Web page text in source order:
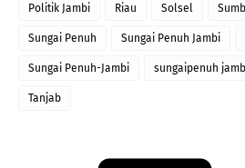
Politik Jambi Riau Solsel
Sungai Penuh Sungai Penuh Jambi
Sungai Penuh-Jambi sungaipenuh
Tanjab